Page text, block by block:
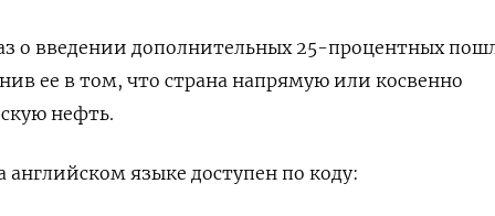
о введении дополнительных 25-процентных
ее в том, что страна напрямую или косвенно
нефть.
языке доступен по коду: